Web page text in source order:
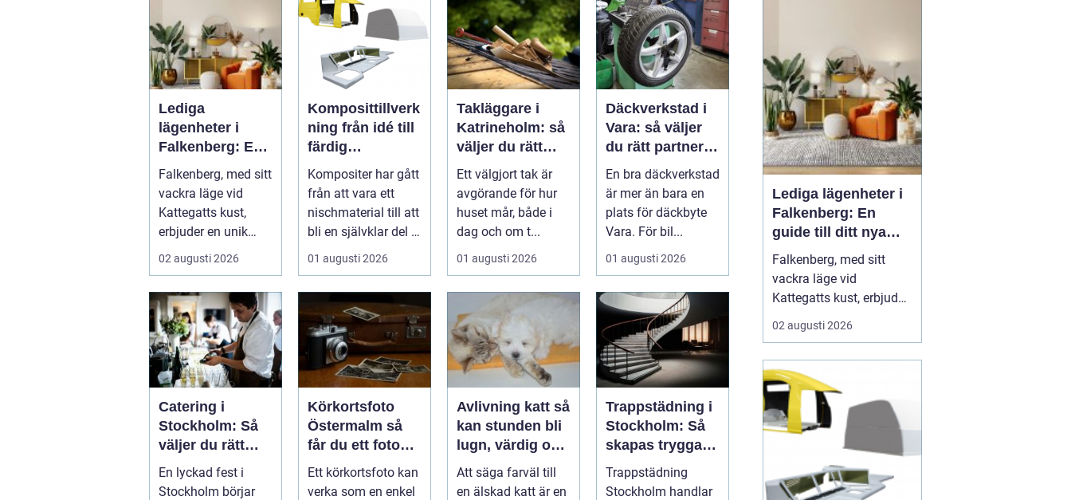
Lediga
lägenheter i
Falkenberg: En
guide till ditt nya
hem
Falkenberg, med sitt
vackra läge vid
Kattegatts kust,
erbjuder en unik
livsupplevelse för ...
02 augusti 2026
Komposittillverk
ning från idé till
färdig
högpresterande
produkt
Kompositer har gått
från att vara ett
nischmaterial till att
bli en självklar del i
allt från vindkr...
01 augusti 2026
Takläggare i
Katrineholm: så
väljer du rätt
och får ett tak
som håller
Ett välgjort tak är
avgörande för hur
huset mår, både i
dag och om t...
01 augusti 2026
Däckverkstad i
Vara: så väljer
du rätt partner
för säker
körning året
runt
En bra däckverkstad
är mer än bara en
plats för däckbyte
Vara. För bil...
01 augusti 2026
Catering i
Stockholm: Så
väljer du rätt
mat till ditt
evenemang
En lyckad fest i
Stockholm börjar
Körkortsfoto
Östermalm så
får du ett foto
som alltid blir
godkänt
Ett körkortsfoto kan
verka som en enkel
Avlivning katt så
kan stunden bli
lugn, värdig och
trygg
Att säga farväl till
en älskad katt är en
Trappstädning i
Stockholm: Så
skapas trygga
och trivsamma
trapphus
Trappstädning
Stockholm handlar
enda fråga: Hur får jag
snabbt04 augusti 2026
Lediga lägenheter i
Falkenberg: En
guide till ditt nya
hem
Falkenberg, med sitt
vackra läge vid
Kattegatts kust, erbjuder
en unik livsupplevelse
för privatpersoner och
letar efter lediga
lägenheter Falkenberg,
finns det ett flertal
möjligheter att utforska.
02 augusti 2026